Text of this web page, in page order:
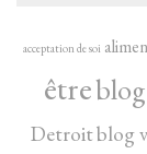
acceptation de soi
être
Detroitblog